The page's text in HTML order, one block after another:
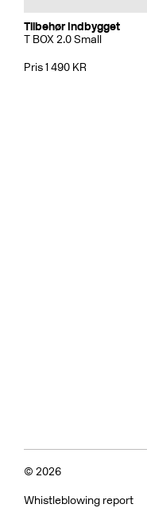
Tilbehør Indbygget
T BOX 2.0 Small
Pris 1 490 KR
© 2026
Whistleblowing report